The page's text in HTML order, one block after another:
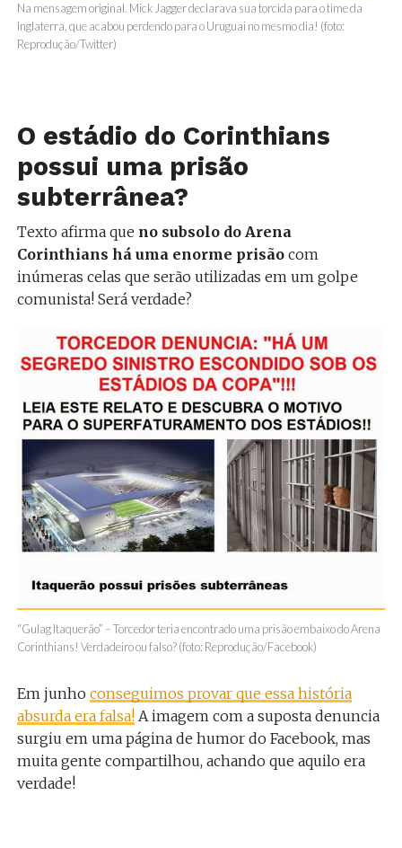
Na mensagem original. Mick Jagger declarava sua torcida para o time da
Inglaterra, que acabou perdendo para o Uruguai no mesmo dia! (foto:
Reprodução/Twitter)
O estádio do Corinthians
possui uma prisão
subterrânea?
Texto afirma que no subsolo do Arena
Corinthians há uma enorme prisãocom
inúmeras celas que serão utilizadas em um golpe
comunista! Será verdade?
“Gulag Itaquerão” – Torcedor teria encontrado uma prisão embaixo do Arena
Corinthians! Verdadeiro ou falso? (foto: Reprodução/Facebook)
Em junho conseguimos provar que essa história
absurda era falsa!A imagem com a suposta denuncia
surgiu em uma página de humor do Facebook, mas
muita gente compartilhou, achando que aquilo era
verdade!